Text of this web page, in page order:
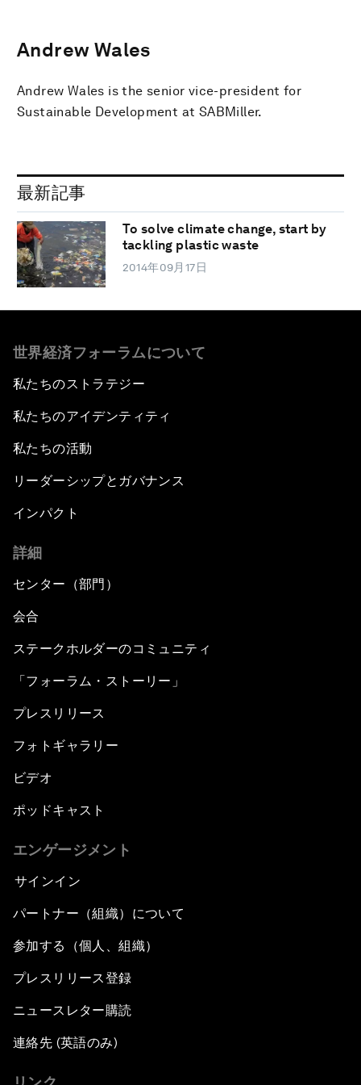
Andrew Wales
Andrew Wales is the senior vice-president for
Sustainable Development at SABMiller.
最新記事
To solve climate change, start by
tackling plastic waste
2014年09月17日
世界経済フォーラムについて
私たちのストラテジー
私たちのアイデンティティ
私たちの活動
リーダーシップとガバナンス
インパクト
詳細
センター（部門）
会合
ステークホルダーのコミュニティ
「フォーラム・ストーリー」
プレスリリース
フォトギャラリー
ビデオ
ポッドキャスト
エンゲージメント
サインイン
パートナー（組織）について
参加する（個人、組織）
プレスリリース登録
ニュースレター購読
連絡先 (英語のみ)